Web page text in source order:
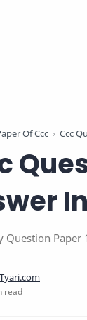
Of Ccc Ccc
Paper
read